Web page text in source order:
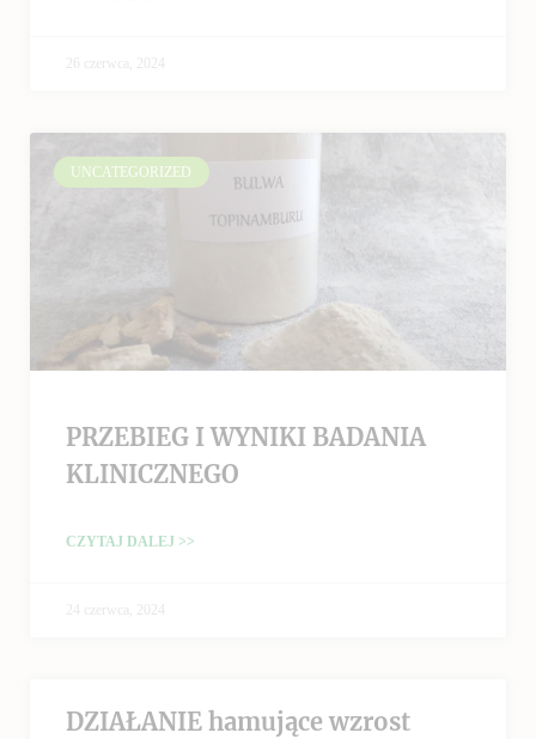
26 czerwca, 2024
UNCATEGORIZED
PRZEBIEG I WYNIKI BADANIA
KLINICZNEGO
CZYTAJ DALEJ >>
24 czerwca, 2024
DZIAŁANIE hamujące wzrost